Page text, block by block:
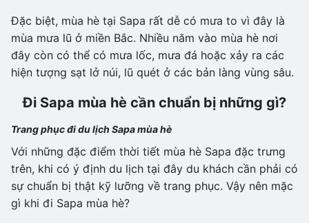
Đặc biệt, mùa hè tại Sapa rất dễ có mưa to vì đây là
mùa mưa lũ ở miền Bắc. Nhiều năm vào mùa hè nơi
đây còn có thể có mưa lốc, mưa đá hoặc xảy ra các
hiện tượng sạt lở núi, lũ quét ở các bản làng vùng sâu.
Đi Sapa mùa hè cần chuẩn bị những gì?
Trang phục đi du lịch Sapa mùa hè
Với những đặc điểm thời tiết mùa hè Sapa đặc trưng
trên, khi có ý định du lịch tại đây du khách cần phải có
sự chuẩn bị thật kỹ lưỡng về trang phục. Vậy nên mặc
gì khi đi Sapa mùa hè?